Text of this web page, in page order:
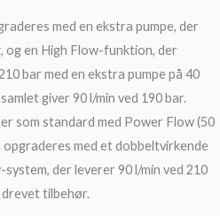
med en ekstra pumpe, der
og en High Flow-funktion, der
bar med en ekstra pumpe på 40
giver 90 l/min ved 190 bar.
som standard med Power Flow (50
opgraderes med et dobbeltvirkende
der leverer 90 l/min ved 210
tilbehør.